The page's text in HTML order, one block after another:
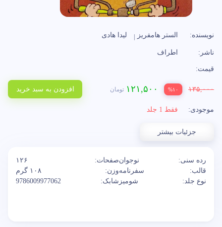
نویسنده: الستر هامفریز لیدا هادی
ناشر: اطراف
قیمت:
۱۳۵,۰۰۰ %۱۰ ۱۲۱,۵۰۰ تومان افزودن به سبد خرید
موجودی: فقط 1 جلد
جزئیات بیشتر
رده سنی:
نوجوان
قالب:
سفرنامه
نوع جلد:
شومیز
صفحات:
۱۲۶
وزن:
۱۰۸ گرم
شابک:
9786009977062